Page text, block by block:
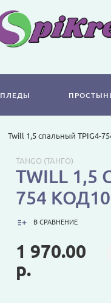
ПЛЕДЫ
Twill 1,5 спальный TPIG4-
TANGO (ТАНГО)
TWILL
754
В СРАВНЕНИЕ
1 970.00
р.